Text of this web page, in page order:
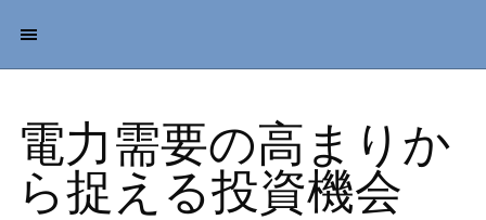
電力需要の高まりか
ら捉える投資機会